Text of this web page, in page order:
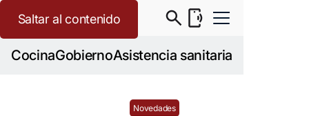
CocinaGobiernoAsistencia sanitaria
Saltar al contenido
Novedades